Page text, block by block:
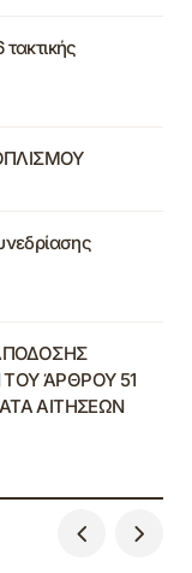
ΆΡΘΡΟΥ 51
ΑΙΤΗΣΕΩΝ